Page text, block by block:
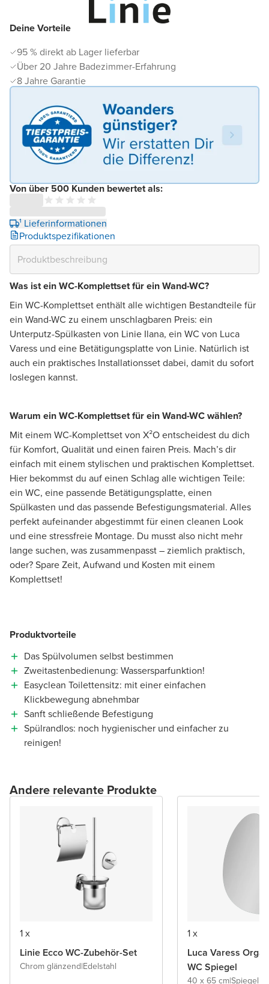
Deine Vorteile
95 % direkt ab Lager lieferbar
Über 20 Jahre Badezimmer-Erfahrung
8 Jahre Garantie
Von über 500 Kunden bewertet als:
¹ Lieferinformationen
Produktspezifikationen
Was ist ein WC-Komplettset für ein Wand-WC?
Ein WC-Komplettset enthält alle wichtigen Bestandteile für
ein Wand-WC zu einem unschlagbaren Preis: ein
Unterputz-Spülkasten von Linie Ilana, ein WC von Luca
Varess und eine Betätigungsplatte von Linie. Natürlich ist
auch ein praktisches Installationsset dabei, damit du sofort
loslegen kannst.
Warum ein WC-Komplettset für ein Wand-WC wählen?
Mit einem WC-Komplettset von X²O entscheidest du dich
für Komfort, Qualität und einen fairen Preis. Mach’s dir
einfach mit einem stylischen und praktischen Komplettset.
Hier bekommst du auf einen Schlag alle wichtigen Teile:
ein WC, eine passende Betätigungsplatte, einen
Spülkasten und das passende Befestigungsmaterial. Alles
perfekt aufeinander abgestimmt für einen cleanen Look
und eine stressfreie Montage. Du musst also nicht mehr
lange suchen, was zusammenpasst – ziemlich praktisch,
oder? Spare Zeit, Aufwand und Kosten mit einem
Komplettset!
Produktvorteile
Das Spülvolumen selbst bestimmen
Zweitastenbedienung: Wassersparfunktion!
Easyclean Toilettensitz: mit einer einfachen
Klickbewegung abnehmbar
Sanft schließende Befestigung
Spülrandlos: noch hygienischer und einfacher zu
reinigen!
Andere relevante Produkte
1 x
Linie Ecco WC-Zubehör-Set
Chrom glänzend|Edelstahl
1 x
Luca Varess
WC Spiegel
40 x 65 cm|Spiegel